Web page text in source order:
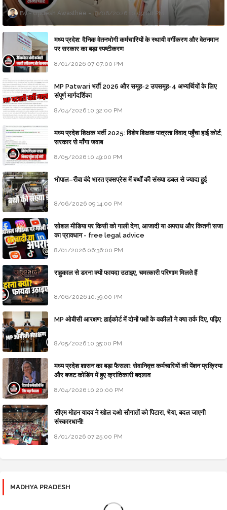
शिवराज सिंह के बेटे का पनीर पकड़ा?, रायपुर में हुई कार्रवाई, जांच के लिए
लैब भेजा
Updesh Awasthee 8/06/2026 10:09:00 PM
मध्य प्रदेश: दैनिक वेतनभोगी कर्मचारियों के स्थायी वर्गीकरण और वेतनमान
8/01/2026 07:07:00 PM
MP Patwari भर्ती 2026 और समूह-2 उपसमूह-4 अभ्यर्थियों के लिए
8/04/2026 10:32:00 PM
मध्य प्रदेश शिक्षक भर्ती 2025: विशेष शिक्षक पात्रता विवाद पहुँचा हाई कोर्ट;
8/05/2026 10:49:00 PM
भोपाल–रीवा वंदे भारत एक्सप्रेस में बर्थों की संख्या डबल से ज्यादा हुई
8/06/2026 09:14:00 PM
सोशल मीडिया पर किसी को गाली देना, आजादी या अपराध और कितनी सजा
8/01/2026 06:36:00 PM
राहुकाल से डरना क्यों फायदा उठाइए, चमत्कारी परिणाम मिलते हैं
8/06/2026 10:39:00 PM
MP ओबीसी आरक्षण: हाईकोर्ट में दोनों पक्षों के वकीलों ने क्या तर्क दिए, पढ़िए
8/05/2026 10:35:00 PM
मध्य प्रदेश शासन का बड़ा फैसला: सेवानिवृत्त कर्मचारियों की पेंशन प्रक्रिया
8/04/2026 10:20:00 PM
सीएम मोहन यादव ने खोल दओ सौगातों को पिटारा, भैया, बदल जाएगी